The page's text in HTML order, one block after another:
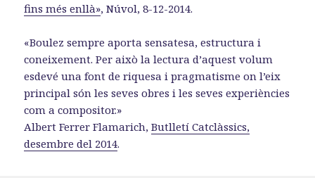
fins més enllà», Núvol, 8-12-2014.
«Boulez sempre aporta sensatesa, estructura i
coneixement. Per això la lectura d’aquest volum
esdevé una font de riquesa i pragmatisme on l’eix
principal són les seves obres i les seves experiències
com a compositor.»
Albert Ferrer Flamarich,Butlletí Catclàssics,
desembre del 2014.